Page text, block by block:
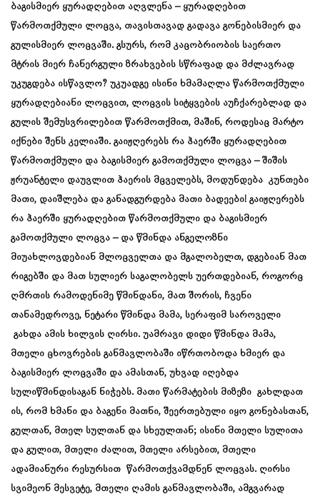
ბაგისმიერ ყურადღებით აღვლენა – ყურადღებით
წარმოთქმული ლოცვა, თავისთავად გადავა გონებისმიერ და
გულისმიერ ლოცვაში. გსურს, რომ კაცობრიობის საერთო
მტრის მიერ ჩანერგული ზრახვების სწრაფად და მძლავრად
უკუგდება ისწავლო? უკუადგე ისინი ხმამაღლა წარმოთქმული
ყურადღებიანი ლოცვით, ლოცვის სიტყვების აუჩქარებლად და
გულის შემუსვრილებით წარმოთქმით, მაშინ, როდესაც მარტო
იქნები შენს კელიაში. გაიჟღერებს რა ჰაერში ყურადღებით
წარმოთქმული და ბაგისმიერ გამოთქმული ლოცვა – შიშის
ჟრუანტელი დაუვლით ჰაერის მცველებს, მოდუნდება კუნთები
მათი, დაიშლება და განადგურდება მათი ბადეები! გაიჟღერებს
რა ჰაერში ყურადღებით წარმოთქმული და ბაგისმიერ
გამოთქმული ლოცვა – და წმინდა ანგელოზნი
მიუახლოვდებიან მლოცველთა და მგალობელთ, დგებიან მათ
რიგებში და მათ სულიერ საგალობელს უერთდებიან, როგორც
ღმრთის რამოდენიმე წმინდანი, მათ შორის, ჩვენი
თანამედროვე, ნეტარი წმინდა მამა, სერაფიმ საროველი
გახდა ამის ხილვის ღირსი. უამრავი დიდი წმინდა მამა,
მთელი ცხოვრების განმავლობაში იწრთობოდა ხმიერ და
ბაგისმიერ ლოცვაში და ამასთან, უხვად იღებდა
სულიწმინდისაგან ნიჭებს. მათი წარმატების მიზეზი გახლდათ
ის, რომ ხმანი და ბაგენი მათნი, შეერთებული იყო გონებასთან,
გულთან, მთელ სულთან და სხეულთან; ისინი მთელი სულითა
და გულით, მთელი ძალით, მთელი არსებით, მთელი
ადამიანური რესურსით წარმოთქვამდნენ ლოცვას. ღირსი
სვიმეონ მესვეტე, მთელი ღამის განმავლობაში, ამგვარად